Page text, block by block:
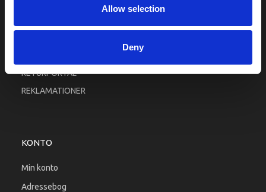
Allow selection
Deny
RETURPORTAL
REKLAMATIONER
KONTO
Min konto
Adressebog